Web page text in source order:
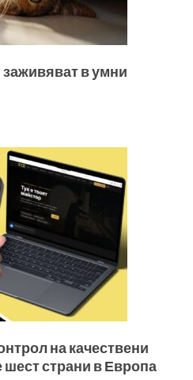
в умни
на качествени
страни в Европа